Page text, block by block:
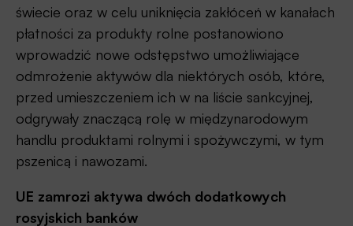
świecie oraz w celu uniknięcia zakłóceń w kanałach
płatności za produkty rolne postanowiono
wprowadzić nowe odstępstwo umożliwiające
odmrożenie aktywów dla niektórych osób, które,
przed umieszczeniem ich w na liście sankcyjnej,
odgrywały znaczącą rolę w międzynarodowym
handlu produktami rolnymi i spożywczymi, w tym
pszenicą i nawozami.
UE zamrozi aktywa dwóch dodatkowych
rosyjskich banków